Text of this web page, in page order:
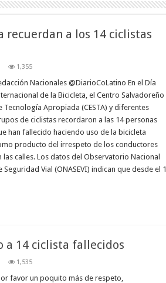
recuerdan a los 14 ciclistas
1,355
Nacionales @DiarioCoLatino En el Día
de la Bicicleta, el Centro Salvadoreño
Tecnología Apropiada (CESTA) y diferentes
de ciclistas recordaron a las 14 personas
han fallecido haciendo uso de la bicicleta
producto del irrespeto de los conductores
las calles. Los datos del Observatorio Nacional
Seguridad Vial (ONASEVI) indican que desde el 1
a 14 ciclista fallecidos
1,535
favor un poquito más de respeto,